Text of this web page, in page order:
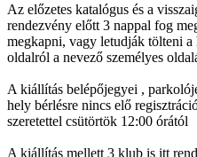
Az előzetes katalógus és a
rendezvény előtt 3 nappal fog
megkapni, vagy letudják tölteni a
oldalról a nevező személyes
A kiállítás belépőjegyei ,
hely bérlésre nincs elő
szeretettel csütörtök 12:00 órától
A kiállítás mellett 3 klub is itt